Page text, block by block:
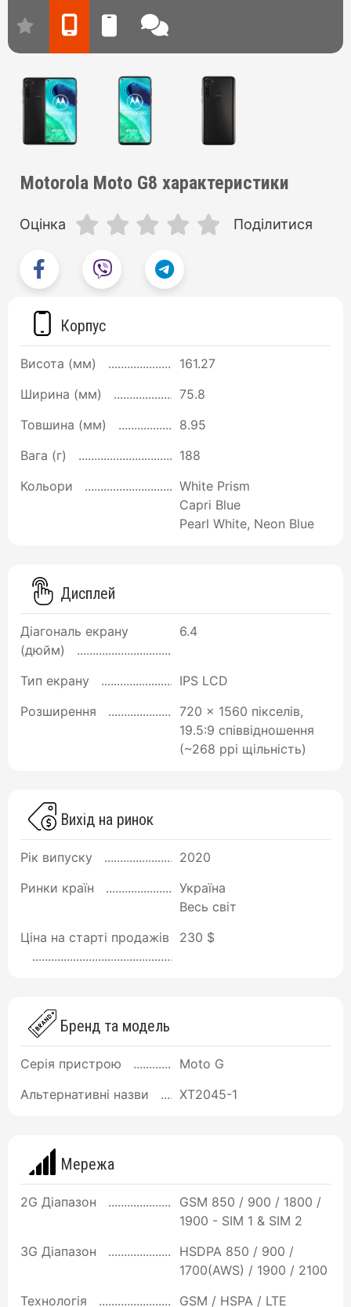
Motorola Moto G8 характеристики
Оцінка Поділитися
Корпус
Висота (мм)
161.27
Ширина (мм)
75.8
Товшина (мм)
8.95
Вага (г)
188
Кольори
White Prism
Capri Blue
Pearl White, Neon Blue
Дисплей
Діагональ екрану
(дюйм)
6.4
Тип екрану
IPS LCD
Розширення
720 x 1560 пікселів,
19.5:9 співвідношення
(~268 ppi щільність)
Вихід на ринок
Рік випуску
2020
Ринки країн
Україна
Весь світ
Ціна на старті продажів
230 $
Бренд та модель
Серія пристрою
Moto G
Альтернативні назви
XT2045-1
Мережа
2G Діапазон
GSM 850 / 900 / 1800 /
1900 - SIM 1 & SIM 2
3G Діапазон
HSDPA 850 / 900 /
1700(AWS) / 1900 / 2100
Технологія
GSM / HSPA / LTE